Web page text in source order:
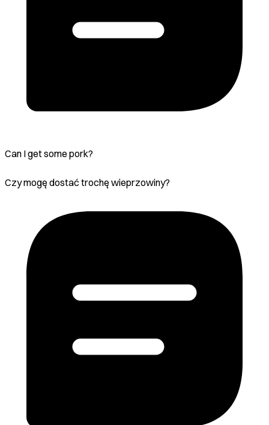
Can I get some pork?
Czy mogę dostać trochę wieprzowiny?